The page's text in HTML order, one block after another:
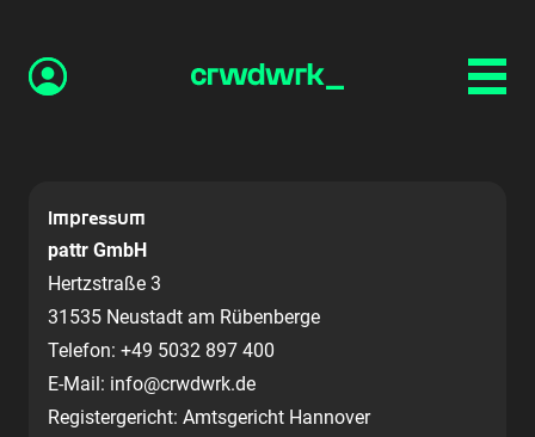
Impressum
pattr GmbH
Hertzstraße 3
31535 Neustadt am Rübenberge
Telefon: +49 5032 897 400
E-Mail: info@crwdwrk.de
Registergericht: Amtsgericht Hannover